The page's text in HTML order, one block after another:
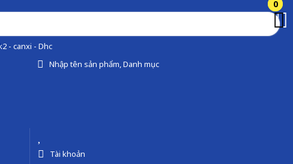
- canxi - Dhc
Nhập tên sản phẩm, Danh mục
0
Tài khoản
0